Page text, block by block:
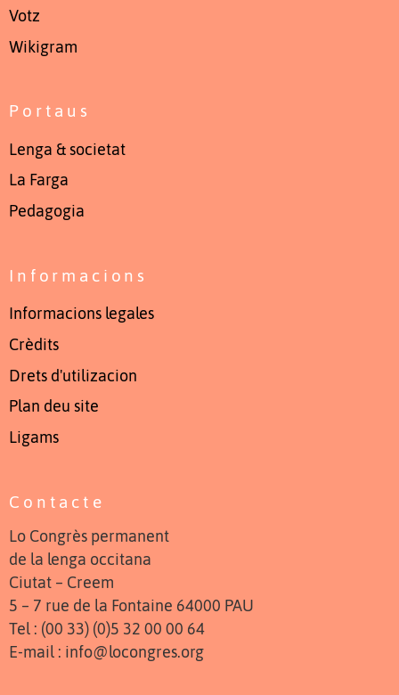
Votz
Wikigram
Portaus
Lenga & societat
La Farga
Pedagogia
Informacions
Informacions legales
Crèdits
Drets d'utilizacion
Plan deu site
Ligams
Contacte
Lo Congrès permanent
de la lenga occitana
Ciutat – Creem
5 – 7 rue de la Fontaine 64000 PAU
Tel : (00 33) (0)5 32 00 00 64
E-mail : info@locongres.org